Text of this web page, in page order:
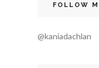
FOLLOW
@kaniadachlan